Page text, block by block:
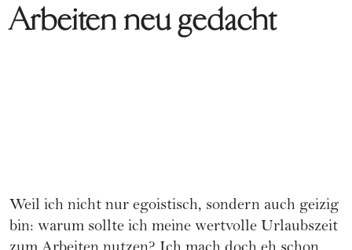
Arbeiten neu gedacht
Weil ich nicht nur egoistisch, sondern auch geizig
bin: warum sollte ich meine wertvolle Urlaubszeit